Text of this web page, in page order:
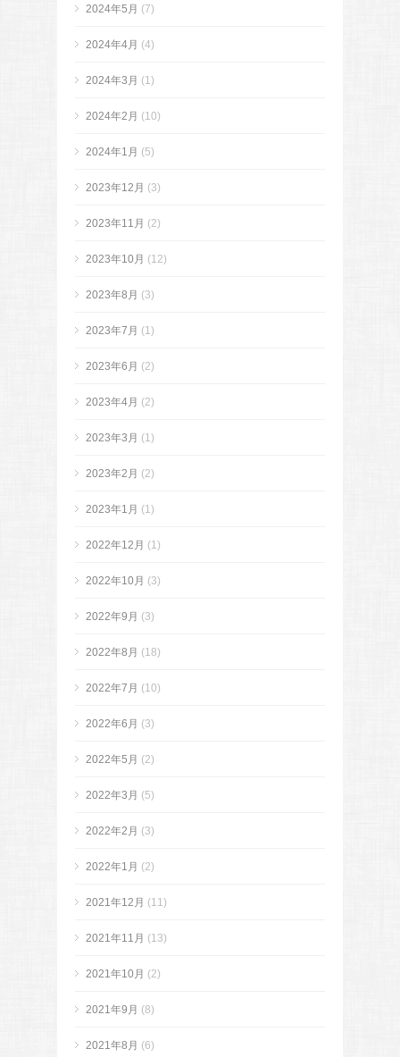
2024年5月 (7)
2024年4月 (4)
2024年3月 (1)
2024年2月 (10)
2024年1月 (5)
2023年12月 (3)
2023年11月 (2)
2023年10月 (12)
2023年8月 (3)
2023年7月 (1)
2023年6月 (2)
2023年4月 (2)
2023年3月 (1)
2023年2月 (2)
2023年1月 (1)
2022年12月 (1)
2022年10月 (3)
2022年9月 (3)
2022年8月 (18)
2022年7月 (10)
2022年6月 (3)
2022年5月 (2)
2022年3月 (5)
2022年2月 (3)
2022年1月 (2)
2021年12月 (11)
2021年11月 (13)
2021年10月 (2)
2021年9月 (8)
2021年8月 (6)